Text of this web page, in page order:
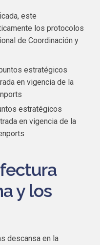
este
los protocolos
de Coordinación y
estratégicos
en vigencia de la
y los
descansa en la